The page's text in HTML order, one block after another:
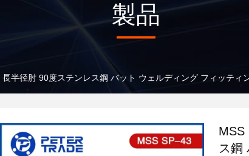
製品
半径肘 90度ステンレス鋼 バット ウェルディング フィッティ
MSS
ス鋼